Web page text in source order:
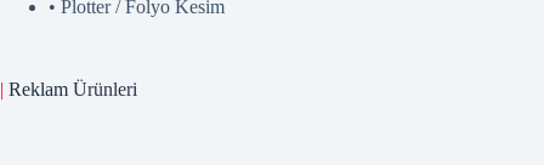
• Plotter / Folyo Kesim
| Reklam Ürünleri